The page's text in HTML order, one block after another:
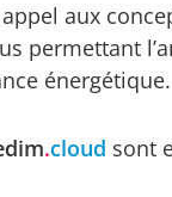
aux
permettant
énergétique.
.cloud sont